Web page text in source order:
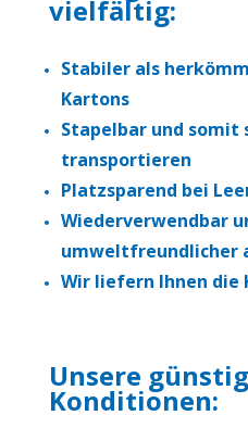
vielfältig:
Stabiler als
Kartons
Stapelbar und somit
transportieren
Platzsparend bei
Wiederverwendbar
umweltfreundlicher
Wir liefern Ihnen die
Unsere
Konditionen: